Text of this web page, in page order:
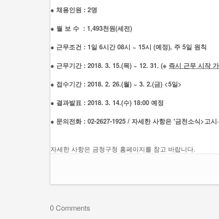
● 채용인원 : 2명
● 월 보 수 : 1,493천원(세전)
● 근무조건 : 1일 6시간 08시 ~ 15시 (예정), 주 5일 원칙
● 근무기간 : 2018. 3. 15.(목) ~ 12. 31. (※ 즉시 근무 시작
● 접수기간 : 2018. 2. 26.(월) ~ 3. 2.(금) <5일>
● 결과발표 : 2018. 3. 14.(수) 18:00 예정
● 문의전화 : 02-2627-1925 / 자세한 사항은 '금천소식>고시
자세한 사항은 금청구청 홈페이지를 참고 바랍니다.
0 Comments